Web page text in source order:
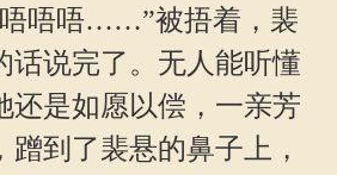
唔唔……”被捂着，裴
话说完了。无人能听懂
还是如愿以偿，一亲芳
到了裴悬的鼻子上，